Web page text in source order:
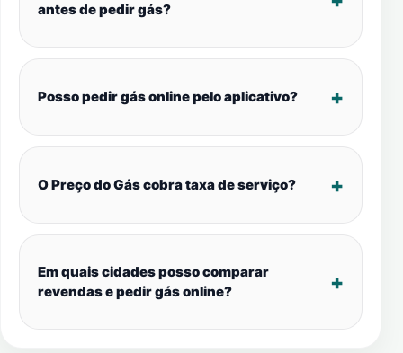
antes de pedir gás?
Posso pedir gás online pelo aplicativo?
O Preço do Gás cobra taxa de serviço?
Em quais cidades posso comparar
revendas e pedir gás online?